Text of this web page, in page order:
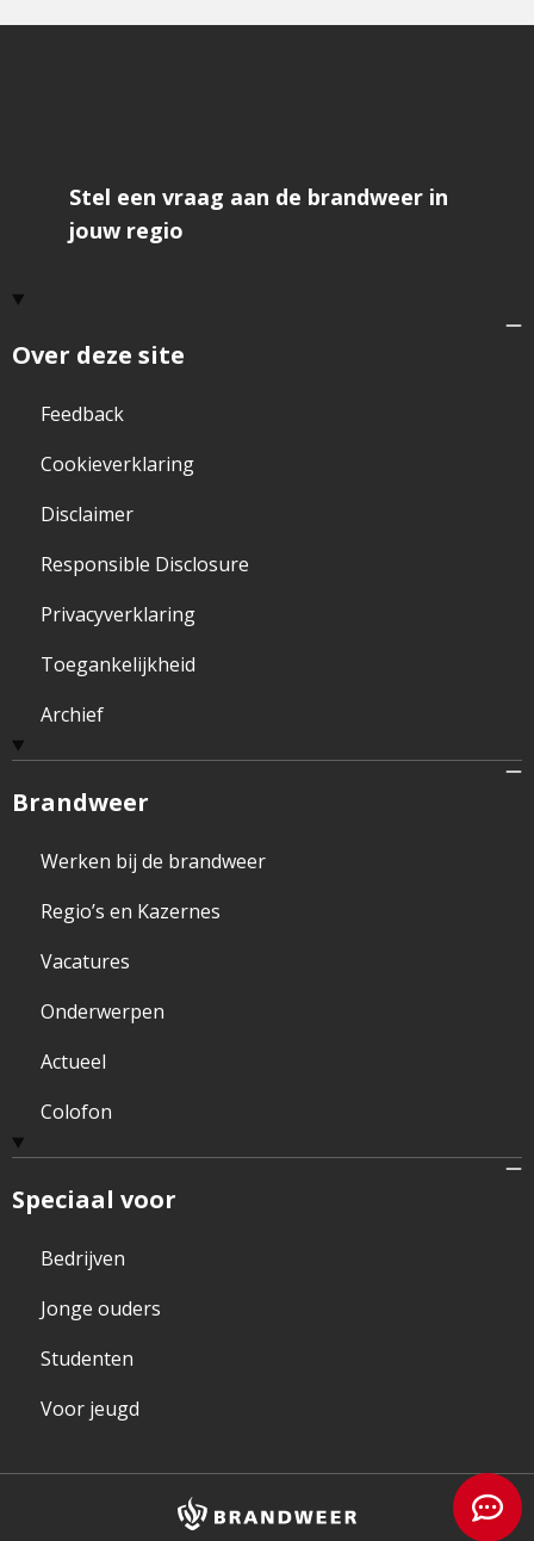
Over deze site
Feedback
Cookieverklaring
Disclaimer
Responsible Disclosure
Privacyverklaring
Toegankelijkheid
Archief
Brandweer
Werken bij de brandweer
Regio’s en Kazernes
Vacatures
Onderwerpen
Actueel
Colofon
Speciaal voor
Bedrijven
Jonge ouders
Studenten
Voor jeugd
Stel een vraag aan de brandweer in
jouw regio
Brandweer